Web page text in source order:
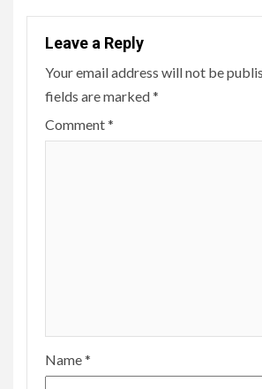
Leave a Reply
Your email address will not be
fields are marked*
Comment*
Name*